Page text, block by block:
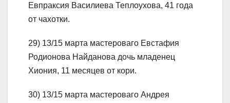
Евпраксия Василиева Теплоухова, 41 года
от чахотки.
29) 13/15 марта мастероваго Евстафия
Родионова Найданова дочь младенец
Хиония, 11 месяцев от кори.
30) 13/15 марта мастероваго Андрея